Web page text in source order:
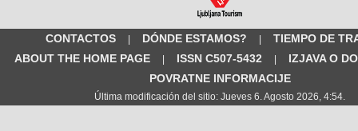
CONTACTOS | DÓNDE ESTAMOS? |
TIEMPO DE
ABOUT THE HOME PAGE
| ISSN C507-5432 |
IZJAVA O
POVRATNE INFORMACIJE
Última modificación del sitio: Jueves 6. Agosto 2026, 4:54.